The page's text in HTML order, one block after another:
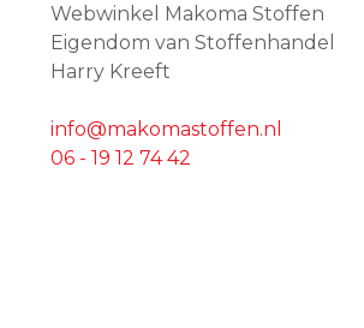
Webwinkel Makoma Stoffen
Eigendom van Stoffenhandel
Harry Kreeft
info@makomastoffen.nl
06 - 19 12 74 42